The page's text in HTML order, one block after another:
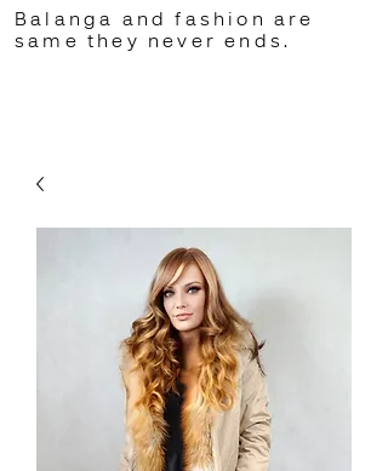
Balanga and fashion are
same they never ends.